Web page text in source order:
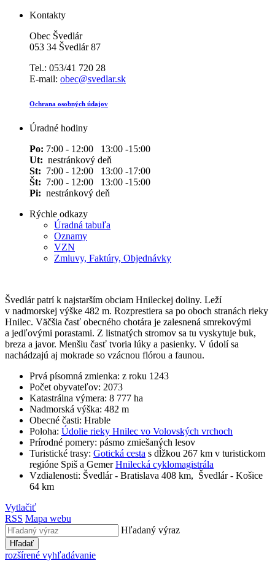
Kontakty
Obec Švedlár
053 34 Švedlár 87
Tel.: 053/41 720 28
E-mail: obec@svedlar.sk
Ochrana osobných údajov
Úradné hodiny
Po: 7:00 - 12:00 13:00 -15:00
Ut: nestránkový deň
St: 7:00 - 12:00 13:00 -17:00
Št: 7:00 - 12:00 13:00 -15:00
Pi: nestránkový deň
Rýchle odkazy
Úradná tabuľa
Oznamy
VZN
Zmluvy, Faktúry, Objednávky
Švedlár patrí k najstarším obciam Hnileckej doliny. Leží
v nadmorskej výške 482 m. Rozprestiera sa po oboch stranách rieky
Hnilec. Väčšia časť obecného chotára je zalesnená smrekovými
a jedľovými porastami. Z listnatých stromov sa tu vyskytuje buk,
breza a javor. Menšiu časť tvoria lúky a pasienky. V údolí sa
nachádzajú aj mokrade so vzácnou flórou a faunou.
Prvá písomná zmienka: z roku 1243
Počet obyvateľov: 2073
Katastrálna výmera: 8 777 ha
Nadmorská výška: 482 m
Obecné časti: Hrable
Poloha: Údolie rieky Hnilec vo Volovských vrchoch
Prírodné pomery: pásmo zmiešaných lesov
Turistické trasy: Gotická cesta s dĺžkou 267 km v turistickom
regióne Spiš a GemerHnilecká cyklomagistrála
Vzdialenosti: Švedlár - Bratislava 408 km, Švedlár - Košice
64 km
Vytlačiť
RSS Mapa webu
Hľadaný výraz
Hľadať
rozšírené vyhľadávanie